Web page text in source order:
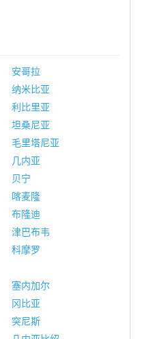
安哥拉
纳米比亚
利比里亚
坦桑尼亚
毛里塔尼亚
几内亚
贝宁
喀麦隆
布隆迪
津巴布韦
科摩罗
塞内加尔
冈比亚
突尼斯